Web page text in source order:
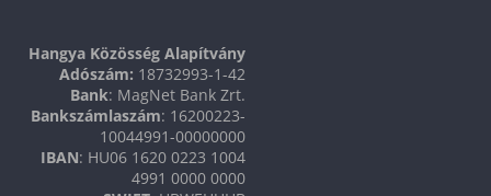
Hangya Közösség Alapítvány
Adószám: 18732993-1-42
Bank: MagNet Bank Zrt.
Bankszámlaszám: 16200223-
10044991-00000000
IBAN: HU06 1620 0223 1004
4991 0000 0000